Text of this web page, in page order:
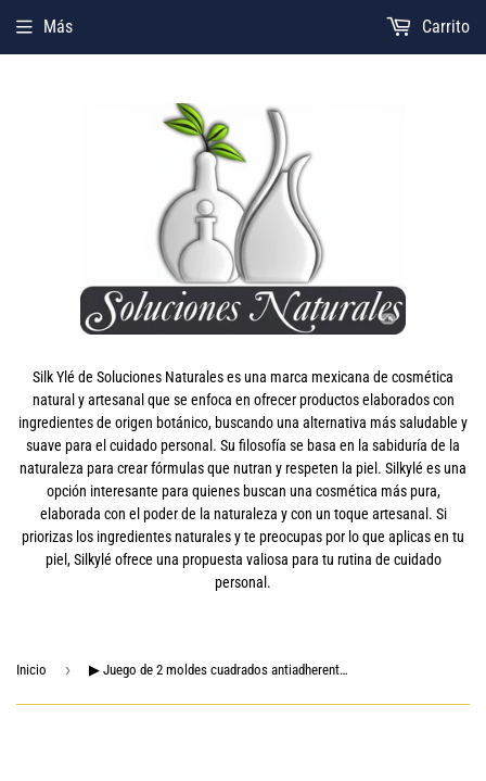
Silk Ylé de Soluciones Naturales es una marca mexicana de cosmética
natural y artesanal que se enfoca en ofrecer productos elaborados con
ingredientes de origen botánico, buscando una alternativa más saludable y
suave para el cuidado personal. Su filosofía se basa en la sabiduría de la
naturaleza para crear fórmulas que nutran y respeten la piel. Silkylé es una
opción interesante para quienes buscan una cosmética más pura,
elaborada con el poder de la naturaleza y con un toque artesanal. Si
priorizas los ingredientes naturales y te preocupas por lo que aplicas en tu
piel, Silkylé ofrece una propuesta valiosa para tu rutina de cuidado
personal.
Más Carrito
Inicio › ▶ Juego de 2 moldes cuadrados antiadherentes para tartas de 8 pulgadas